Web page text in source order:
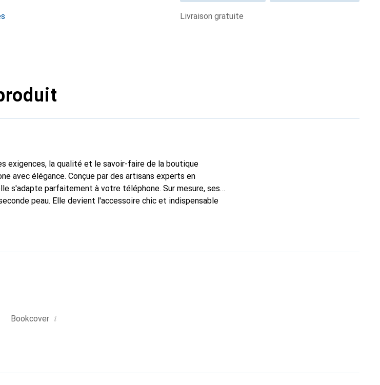
livraison gratuite
exigences, la qualité et le savoir-faire de la boutique
avec élégance. Conçue par des artisans experts en
s'adapte parfaitement à votre téléphone. Sur mesure, ses
peau. Elle devient l'accessoire chic et indispensable
Bookcover i